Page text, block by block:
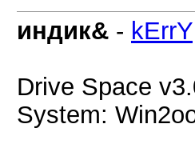
индик& - kErrY
Drive Space
System: